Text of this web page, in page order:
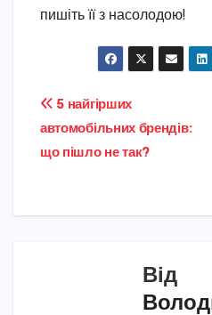
пишіть її з насолодою!
Навігація
записів
5 найгірших
автомобільних брендів:
що пішло не так?
Від